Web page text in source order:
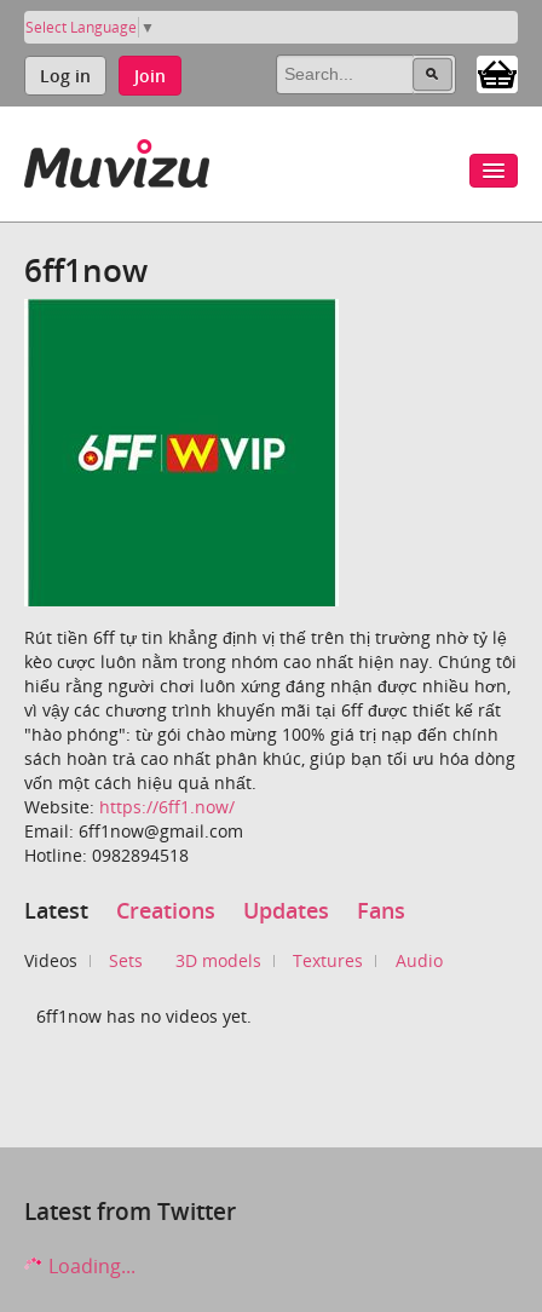
Select Language ▼
Log in Join
6ff1now
Rút tiền 6ff tự tin khẳng định vị thế trên thị trường nhờ tỷ lệ
kèo cược luôn nằm trong nhóm cao nhất hiện nay. Chúng tôi
hiểu rằng người chơi luôn xứng đáng nhận được nhiều hơn,
vì vậy các chương trình khuyến mãi tại 6ff được thiết kế rất
"hào phóng": từ gói chào mừng 100% giá trị nạp đến chính
sách hoàn trả cao nhất phân khúc, giúp bạn tối ưu hóa dòng
vốn một cách hiệu quả nhất.
Website: https://6ff1.now/
Email: 6ff1now@gmail.com
Hotline: 0982894518
Latest Creations Updates Fans
Videos Sets 3D models Textures Audio
6ff1now has no videos yet.
Latest from Twitter
Loading...